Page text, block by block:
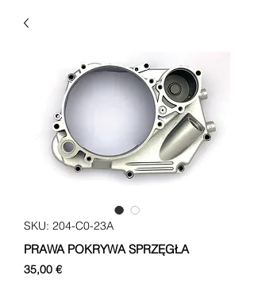
SKU: 204-C0-23A
PRAWA POKRYWA SPRZĘGŁA
35,00 €Cena